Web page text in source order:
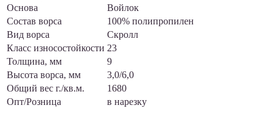
Основа
Войлок
Состав ворса
100% полипропилен
Вид ворса
Скролл
Класс износостойкости 23
Толщина, мм
9
Высота ворса, мм
3,0/6,0
Общий вес г./кв.м.
1680
Опт/Розница
в нарезку